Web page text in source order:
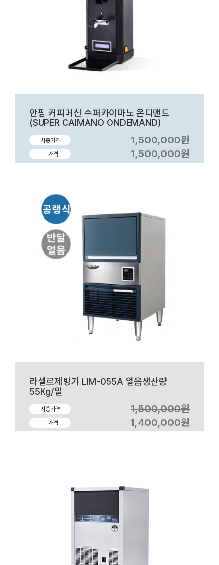
안핌 커피머신 수퍼카이마노 온디맨드
(SUPER CAIMANO ONDEMAND)
시중가격 1,500,000원
가격 1,500,000원
라셀르제빙기 LIM-055A 얼음생산량
55Kg/일
시중가격 1,500,000원
가격 1,400,000원